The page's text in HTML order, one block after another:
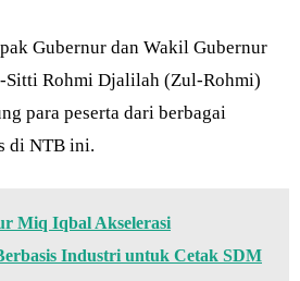
Gubernur dan Wakil Gubernur
Rohmi Djalilah (Zul-Rohmi)
para peserta dari berbagai
di NTB ini.
Miq Iqbal Akselerasi
Industri untuk Cetak SDM